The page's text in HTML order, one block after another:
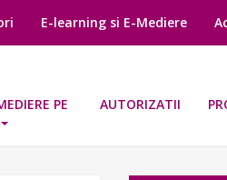
E-learning si E-Mediere
PE
AUTORIZATII